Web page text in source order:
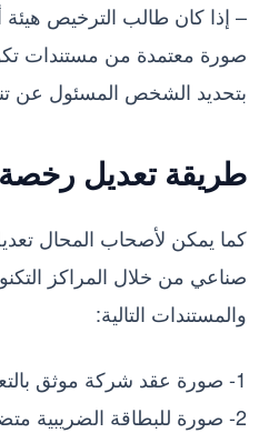
– إذا كان طالب الترخيص
صورة معتمدة من مستندات
بتحديد الشخص المسئول عن
طريقة تعديل
كما يمكن لأصحاب المحال
صناعي من خلال المراكز
والمستندات التالية:
1- صورة عقد شركة موثق بالتعديل المطلوب.
2- صورة للبطاقة الضريبية